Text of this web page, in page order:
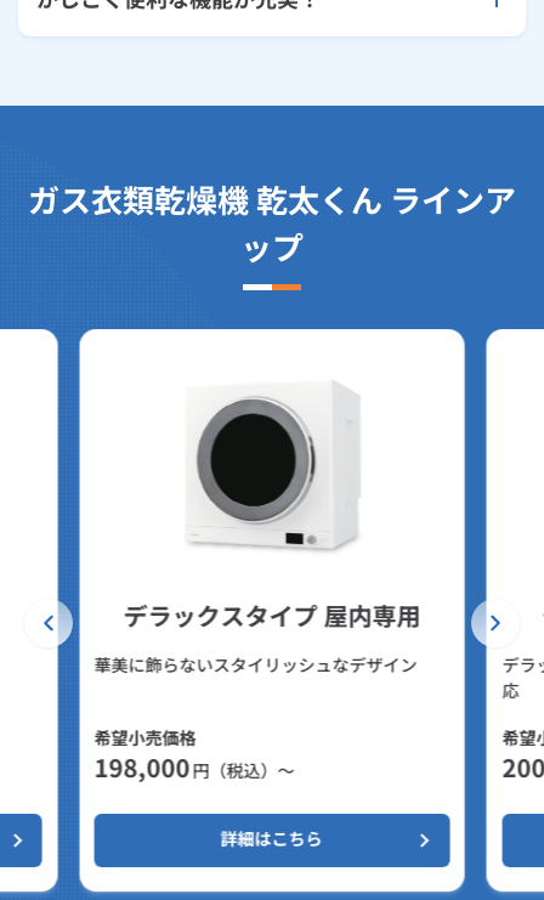
ガス衣類乾燥機 乾太くん ラインア
ップ
デラックスタイプ 屋内専用
華美に飾らないスタイリッシュなデザイン
希望小売価格
198,000円（税込）～
詳細はこちら
デラ
応
希望